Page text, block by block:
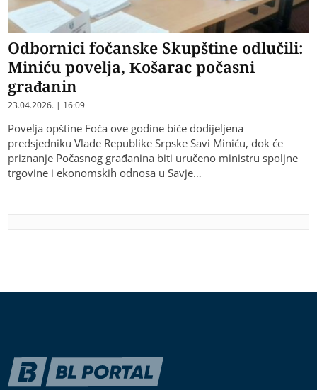
Odbornici fočanske Skupštine odlučili:
Miniću povelja, Košarac počasni
građanin
23.04.2026. | 16:09
Povelja opštine Foča ove godine biće dodijeljena
predsjedniku Vlade Republike Srpske Savi Miniću, dok će
priznanje Počasnog građanina biti uručeno ministru spoljne
trgovine i ekonomskih odnosa u Savje…